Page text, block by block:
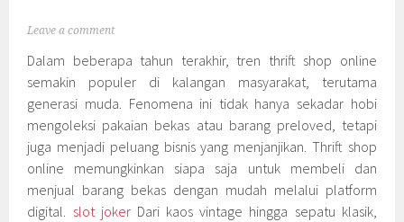
Leave a comment
Dalam beberapa tahun terakhir, tren thrift shop online
semakin populer di kalangan masyarakat, terutama
generasi muda. Fenomena ini tidak hanya sekadar hobi
mengoleksi pakaian bekas atau barang preloved, tetapi
juga menjadi peluang bisnis yang menjanjikan. Thrift shop
online memungkinkan siapa saja untuk membeli dan
menjual barang bekas dengan mudah melalui platform
digital. slot jokerDari kaos vintage hingga sepatu klasik,